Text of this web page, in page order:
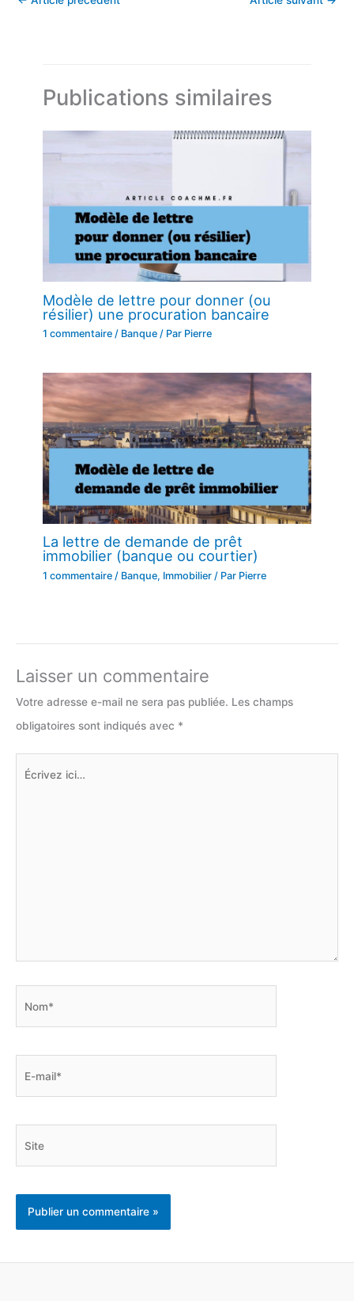
Publications similaires
Modèle de lettre pour donner (ou
résilier) une procuration bancaire
1 commentaire / Banque / Par Pierre
La lettre de demande de prêt
immobilier (banque ou courtier)
1 commentaire / Banque, Immobilier / Par Pierre
Laisser un commentaire
Votre adresse e-mail ne sera pas publiée. Les champs
obligatoires sont indiqués avec *